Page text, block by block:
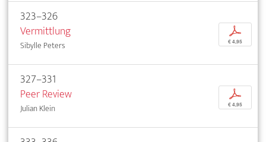
323–326
Vermittlung
Sibylle Peters
p
€ 4,95
327–331
Peer Review
Julian Klein
p
€ 4,95